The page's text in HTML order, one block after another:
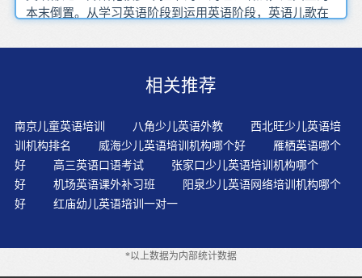
本末倒置。从学习英语阶段到运用英语阶段，英语儿歌在
那么家长可以给孩子讲讲英国美国的儿童童话。只选贵
孩子报个培训班，就是给孩子提供了最好的教育，自己也
其实这是对孩子不负责的一种态度。对于语言刺激来说是
促进大脑细胞生长的一个非常重要的要素。通过游戏,教师
可以组织各种形式的游戏给幼儿提供开口说英语的机会,如
分组游戏、竞争游戏、合作游戏等在教师与幼儿之间、在
幼儿与幼儿之间进行,并鼓励幼儿尝试应用。词汇量确切是
学好一门语言的基本，但是英语学习孤立地背单词不是学
会，并让幼儿记录下来，不断的鼓励支持幼儿学习英语，
相关推荐
南京儿童英语培训 八角少儿英语外教
西北旺少儿英语培
训机构排名
威海少儿英语培训机构哪个好
雁栖英语哪个
好
高三英语口语考试
张家口少儿英语培训机构哪个
好
机场英语课外补习班
阳泉少儿英语网络培训机构哪个
好
红庙幼儿英语培训一对一
*以上数据为内部统计数据